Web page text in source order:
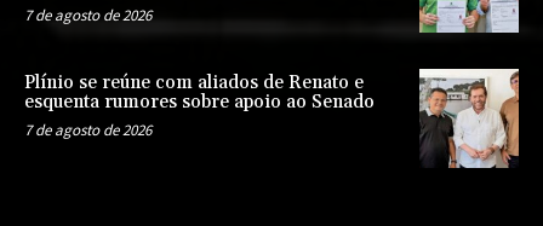
7 de agosto de 2026
Plínio se reúne com aliados de Renato e
esquenta rumores sobre apoio ao Senado
7 de agosto de 2026